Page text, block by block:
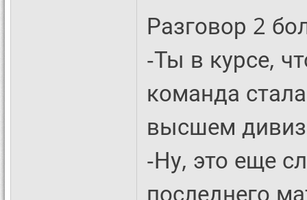
Разговор 2
-Ты в курсе,
команда
высшем
-Ну, это еще
последнего